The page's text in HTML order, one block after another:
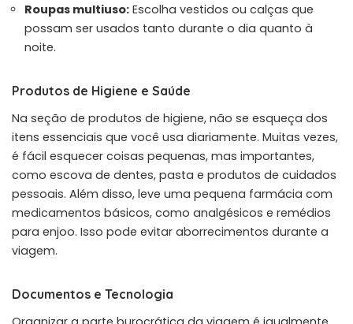
Roupas multiuso: Escolha vestidos ou calças que
possam ser usados tanto durante o dia quanto à
noite.
Produtos de Higiene e Saúde
Na seção de produtos de higiene, não se esqueça dos
itens essenciais que você usa diariamente. Muitas vezes,
é fácil esquecer coisas pequenas, mas importantes,
como escova de dentes, pasta e produtos de cuidados
pessoais. Além disso, leve uma pequena farmácia com
medicamentos básicos, como analgésicos e remédios
para enjoo. Isso pode evitar aborrecimentos durante a
viagem.
Documentos e Tecnologia